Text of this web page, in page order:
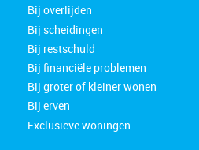
Bij overlijden
Bij scheidingen
Bij restschuld
Bij financiële problemen
Bij groter of kleiner wonen
Bij erven
Exclusieve woningen